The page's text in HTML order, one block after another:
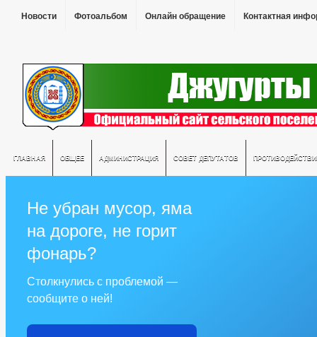
Новости Фотоальбом Онлайн обращение Контактная
ГЛАВНАЯ ОБЩЕЕ АДМИНИСТРАЦИЯ СОВЕТ ДЕПУТАТОВ
Не убран мусор, яма
на дороге, не горит
фонарь?
Столкнулись с проблемой —
сообщите о ней!